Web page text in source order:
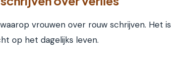
vrouwen over rouw schrijven. Het is
op het dagelijks leven.